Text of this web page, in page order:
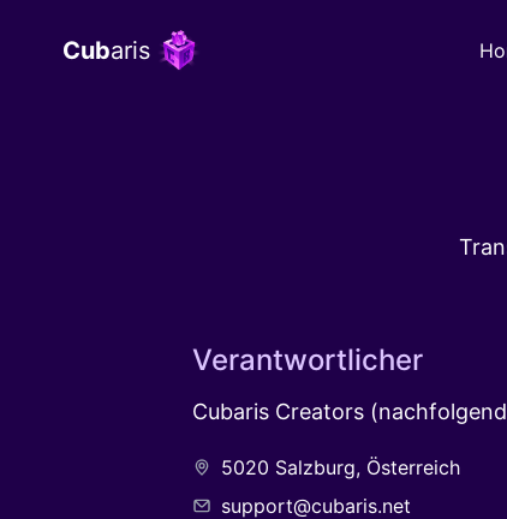
Cubaris
Verantwortlicher
Cubaris Creators (nachfolgend
5020 Salzburg, Österreich
support@cubaris.net